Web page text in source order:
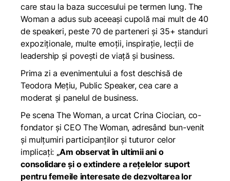
care stau la baza succesului pe termen lung. The
Woman a adus sub aceeași cupolă mai mult de 40
de speakeri, peste 70 de parteneri și 35+ standuri
expoziționale, multe emoții, inspirație, lecții de
leadership și povești de viață și business.
Prima zi a evenimentului a fost deschisă de
Teodora Mețiu, Public Speaker, cea care a
moderat și panelul de business.
Pe scena The Woman, a urcat Crina Ciocian, co-
fondator și CEO The Woman, adresând bun-venit
și mulțumiri participanților și tuturor celor
implicați: „Am observat în ultimii ani o
consolidare și o extindere a rețelelor suport
pentru femeile interesate de dezvoltarea lor